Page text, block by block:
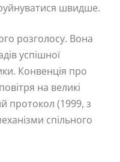
швидше.
розголосу. Вона
успішної
Конвенція про
на великі
протокол (1999, з
спільного